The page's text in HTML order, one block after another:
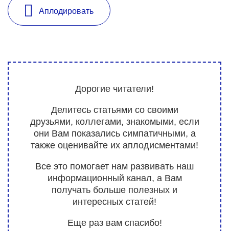
Аплодировать
Дорогие читатели!
Делитесь статьями со своими
друзьями, коллегами, знакомыми, если
они Вам показались симпатичными, а
также оценивайте их аплодисментами!
Все это помогает нам развивать наш
информационный канал, а Вам
получать больше полезных и
интересных статей!
Еще раз вам спасибо!